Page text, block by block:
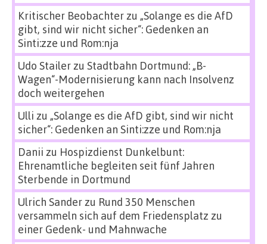
Kritischer Beobachterzu „Solange es die AfD
gibt, sind wir nicht sicher“: Gedenken an
Sinti:zze und Rom:nja
Udo Stailerzu Stadtbahn Dortmund: „B-
Wagen“-Modernisierung kann nach Insolvenz
doch weitergehen
Ulli zu „Solange es die AfD gibt, sind wir nicht
sicher“: Gedenken an Sinti:zze und Rom:nja
Danii zu Hospizdienst Dunkelbunt:
Ehrenamtliche begleiten seit fünf Jahren
Sterbende in Dortmund
Ulrich Sanderzu Rund 350 Menschen
versammeln sich auf dem Friedensplatz zu
einer Gedenk- und Mahnwache